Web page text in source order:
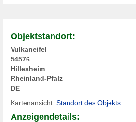
Objektstandort:
Vulkaneifel
54576
Hillesheim
Rheinland-Pfalz
DE
Kartenansicht: Standort des Objekts
Anzeigendetails: